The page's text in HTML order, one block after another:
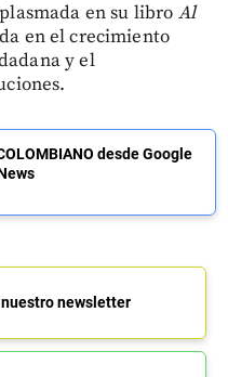
en su libro Al
en el crecimiento
y el
desde Google
newsletter